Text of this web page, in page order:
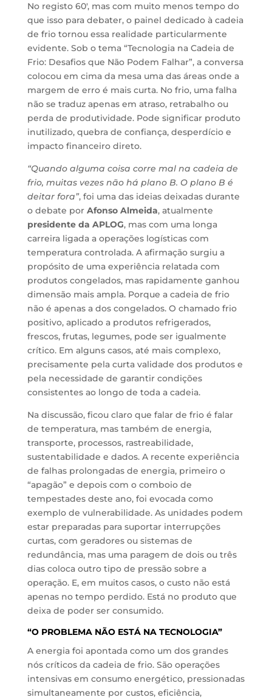
No registo 60′, mas com muito menos tempo do
que isso para debater, o painel dedicado à cadeia
de frio tornou essa realidade particularmente
evidente. Sob o tema “Tecnologia na Cadeia de
Frio: Desafios que Não Podem Falhar”, a conversa
colocou em cima da mesa uma das áreas onde a
margem de erro é mais curta. No frio, uma falha
não se traduz apenas em atraso, retrabalho ou
perda de produtividade. Pode significar produto
inutilizado, quebra de confiança, desperdício e
impacto financeiro direto.
“Quando alguma coisa corre mal na cadeia de
frio, muitas vezes não há plano B. O plano B é
deitar fora”, foi uma das ideias deixadas durante
o debate por Afonso Almeida, atualmente
presidente da APLOG, mas com uma longa
carreira ligada a operações logísticas com
temperatura controlada. A afirmação surgiu a
propósito de uma experiência relatada com
produtos congelados, mas rapidamente ganhou
dimensão mais ampla. Porque a cadeia de frio
não é apenas a dos congelados. O chamado frio
positivo, aplicado a produtos refrigerados,
frescos, frutas, legumes, pode ser igualmente
crítico. Em alguns casos, até mais complexo,
precisamente pela curta validade dos produtos e
pela necessidade de garantir condições
consistentes ao longo de toda a cadeia.
Na discussão, ficou claro que falar de frio é falar
de temperatura, mas também de energia,
transporte, processos, rastreabilidade,
sustentabilidade e dados. A recente experiência
de falhas prolongadas de energia, primeiro o
“apagão” e depois com o comboio de
tempestades deste ano, foi evocada como
exemplo de vulnerabilidade. As unidades podem
estar preparadas para suportar interrupções
curtas, com geradores ou sistemas de
redundância, mas uma paragem de dois ou três
dias coloca outro tipo de pressão sobre a
operação. E, em muitos casos, o custo não está
apenas no tempo perdido. Está no produto que
deixa de poder ser consumido.
“O PROBLEMA NÃO ESTÁ NA TECNOLOGIA”
A energia foi apontada como um dos grandes
nós críticos da cadeia de frio. São operações
intensivas em consumo energético, pressionadas
simultaneamente por custos, eficiência,